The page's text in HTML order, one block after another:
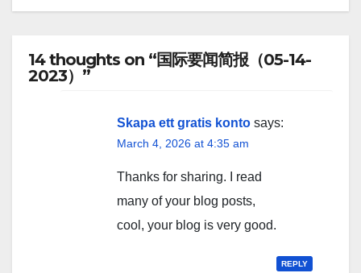
14 thoughts on “国际要闻简报（05-14-
2023）”
Skapa ett gratis konto says:
March 4, 2026 at 4:35 am
Thanks for sharing. I read
many of your blog posts,
cool, your blog is very good.
REPLY